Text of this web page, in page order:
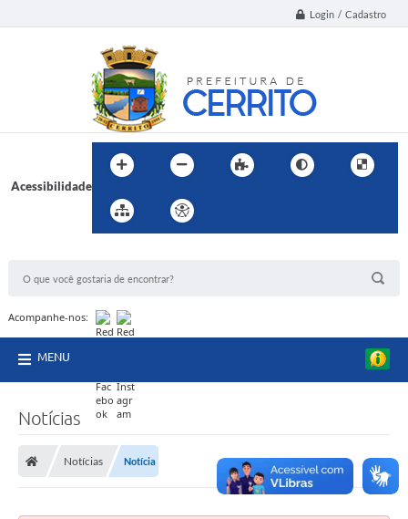
Login / Cadastro
Acessibilidade
Acompanhe-nos:
MENU
Notícias
Notícias Notícia